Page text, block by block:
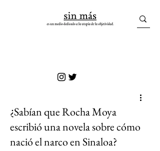
¿Sabían que Rocha Moya
escribió una novela sobre cómo
nació el narco en Sinaloa?